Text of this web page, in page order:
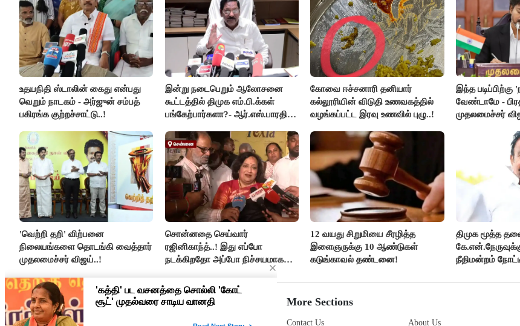
உதயநிதி ஸ்டாலின் கைது என்பது
வெறும் நாடகம் - அர்ஜுன் சம்பத்
பகிரங்க குற்றச்சாட்டு..!
இன்று நடைபெறும் ஆலோசனை
கூட்டத்தில் திமுக எம்.பி.க்கள்
பங்கேற்பார்களா?- ஆர்.எஸ்.பாரதி
கோவை ஈச்சனாரி தனியார்
கல்லூரியின் விடுதி உணவகத்தில்
வழங்கப்பட்ட இரவு உணவில் புழு..!
இந்த படிப்பிற்கு
வேண்டாமே -
முதலமைச்சர்
'வெற்றி தறி' விற்பனை
நிலையங்களை தொடங்கி வைத்தார்
முதலமைச்சர் விஜய்..!
சொன்னதை செய்வார்
ரஜினிகாந்த்..! இது எப்போ
நடக்கிறதோ அப்போ நிச்சயமாக
ரஜினி ₹1 கோடி தருவார் - லதா
ரஜினிகாந்த்..!
12 வயது சிறுமியை சீரழித்த
இளைஞருக்கு 10 ஆண்டுகள்
கடுங்காவல் தண்டனை!
திமுக மூத்த
நீதிமன்றம்
More Sections
Contact Us About Us